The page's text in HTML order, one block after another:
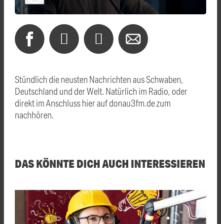
Stündlich die neusten Nachrichten aus Schwaben,
Deutschland und der Welt. Natürlich im Radio, oder
direkt im Anschluss hier auf donau3fm.de zum
nachhören.
DAS KÖNNTE DICH AUCH INTERESSIEREN